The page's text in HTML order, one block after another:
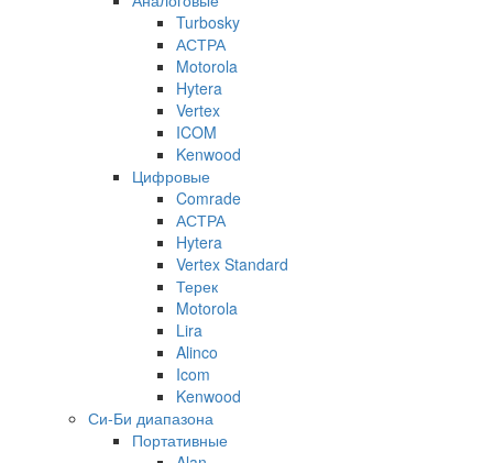
Turbosky
АСТРА
Motorola
Hytera
Vertex
ICOM
Kenwood
Цифровые
Comrade
АСТРА
Hytera
Vertex Standard
Терек
Motorola
Lira
Alinco
Icom
Kenwood
Си-Би диапазона
Портативные